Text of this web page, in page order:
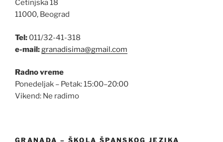
Cetinjska 18
11000, Beograd
Tel: 011/32-41-318
e-mail:granadisima@gmail.com
Radno vreme
Ponedeljak – Petak: 15:00–20:00
Vikend: Ne radimo
GRANADA – ŠKOLA ŠPANSKOG JEZIKA